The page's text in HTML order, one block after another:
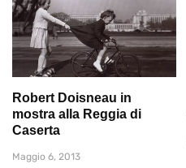
Robert Doisneau in
mostra alla Reggia di
Caserta
Maggio 6, 2013